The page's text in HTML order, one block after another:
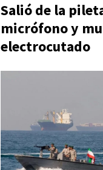
Salió de la
micrófono y
electrocutado